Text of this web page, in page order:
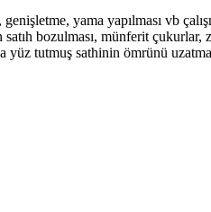
yama yapılması vb
bozulması, münferit
yüz tutmuş sathinin ömrünü